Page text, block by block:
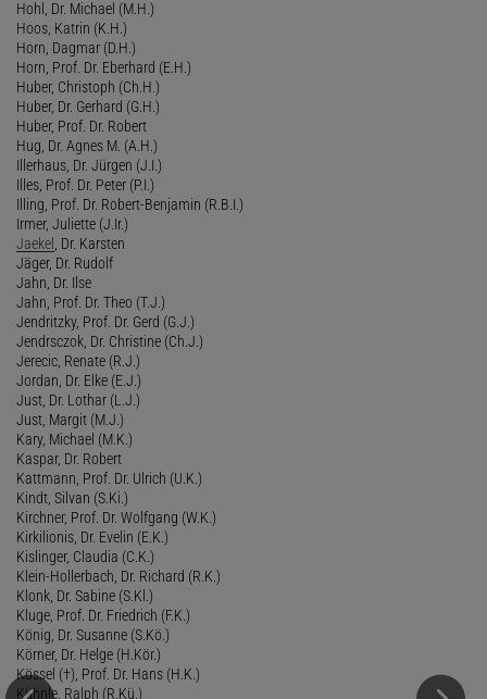
Hohl, Dr. Michael (M.H.)
Hoos, Katrin (K.H.)
Horn, Dagmar (D.H.)
Horn, Prof. Dr. Eberhard (E.H.)
Huber, Christoph (Ch.H.)
Huber, Dr. Gerhard (G.H.)
Huber, Prof. Dr. Robert
Hug, Dr. Agnes M. (A.H.)
Illerhaus, Dr. Jürgen (J.I.)
Illes, Prof. Dr. Peter (P.I.)
Illing, Prof. Dr. Robert-Benjamin (R.B.I.)
Irmer, Juliette (J.Ir.)
Jaekel , Dr. Karsten
Jäger, Dr. Rudolf
Jahn, Dr. Ilse
Jahn, Prof. Dr. Theo (T.J.)
Jendritzky, Prof. Dr. Gerd (G.J.)
Jendrsczok, Dr. Christine (Ch.J.)
Jerecic, Renate (R.J.)
Jordan, Dr. Elke (E.J.)
Just, Dr. Lothar (L.J.)
Just, Margit (M.J.)
Kary, Michael (M.K.)
Kaspar, Dr. Robert
Kattmann, Prof. Dr. Ulrich (U.K.)
Kindt, Silvan (S.Ki.)
Kirchner, Prof. Dr. Wolfgang (W.K.)
Kirkilionis, Dr. Evelin (E.K.)
Kislinger, Claudia (C.K.)
Klein-Hollerbach, Dr. Richard (R.K.)
Klonk, Dr. Sabine (S.Kl.)
Kluge, Prof. Dr. Friedrich (F.K.)
König, Dr. Susanne (S.Kö.)
Körner, Dr. Helge (H.Kör.)
Kössel (†), Prof. Dr. Hans (H.K.)
Kühnle, Ralph (R.Kü.)